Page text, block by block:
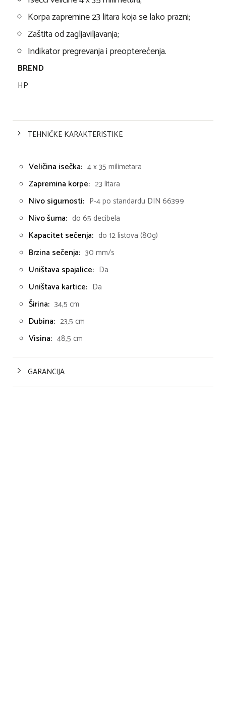
Korpa zapremine 23 litara koja se lako prazni;
Zaštita od zagljaviljavanja;
Indikator pregrevanja i preopterećenja.
BREND
HP
TEHNIČKE KARAKTERISTIKE
Veličina isečka: 4 x 35 milimetara
Zapremina korpe: 23 litara
Nivo sigurnosti: P-4 po standardu DIN 66399
Nivo šuma: do 65 decibela
Kapacitet sečenja: do 12 listova (80g)
Brzina sečenja: 30 mm/s
Uništava spajalice: Da
Uništava kartice: Da
Širina: 34,5 cm
Dubina: 23,5 cm
Visina: 48,5 cm
GARANCIJA